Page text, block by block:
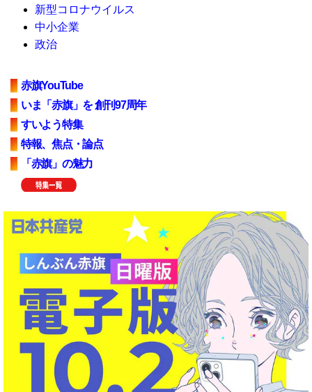
新型コロナウイルス
中小企業
政治
赤旗YouTube
いま「赤旗」を 創刊97周年
すいよう特集
特報、焦点・論点
「赤旗」の魅力